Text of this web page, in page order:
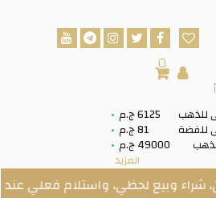
للذهب 6125 ج.م
للفضة 81 ج.م
49000 ج.م
المزيد
0
لحظي، واستلام فعلي عند الطلب.